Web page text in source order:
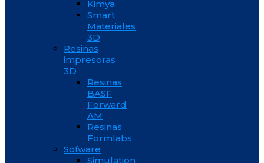
Kimya
Smart
Materiales
3D
Resinas
impresoras
3D
Resinas
BASF
Forward
AM
Resinas
Formlabs
Sofware
Simulation